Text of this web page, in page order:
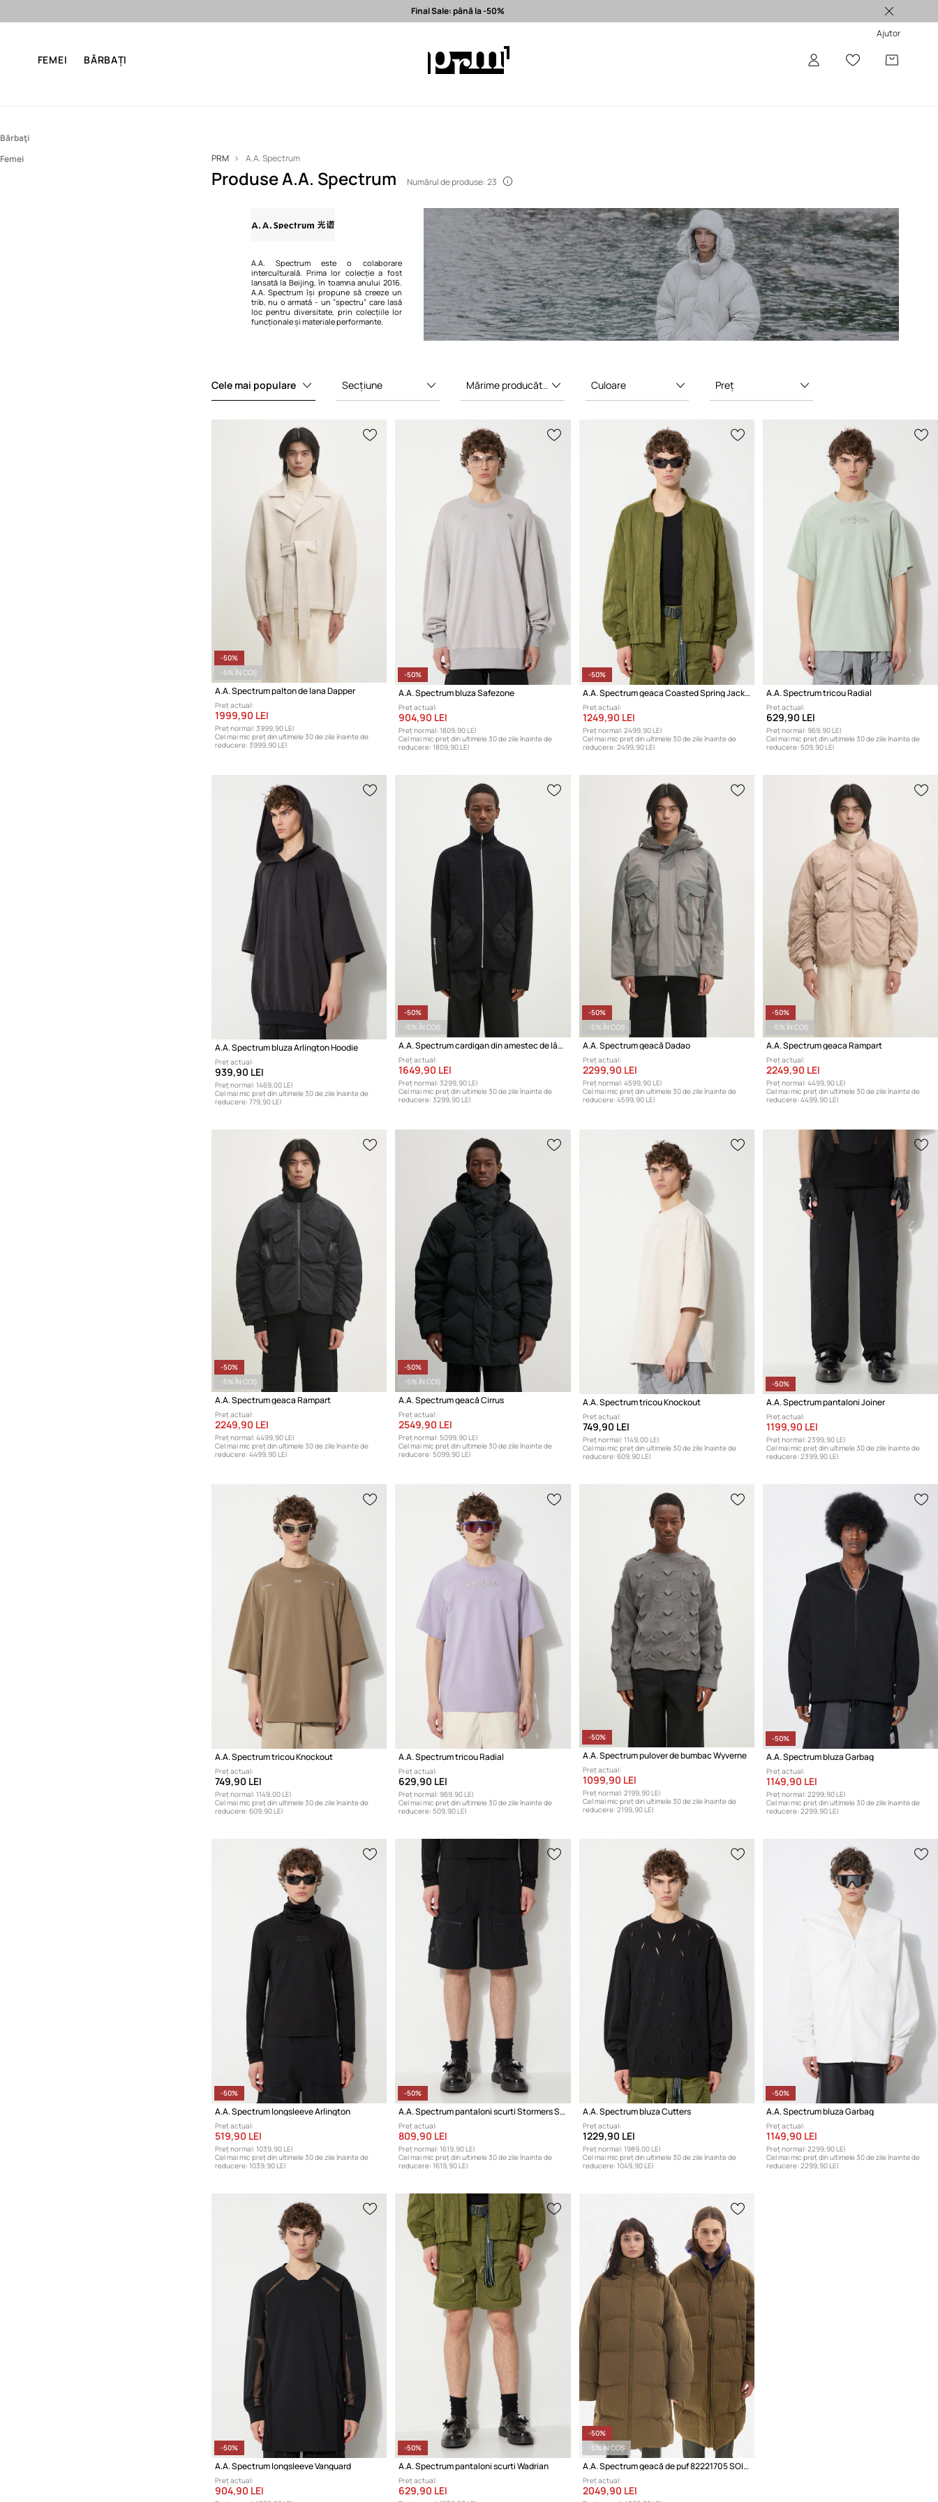
Expediere în 24h > Branduri premium selectate >
Final Sale: până la -50%
Ajutor
FEMEI BĂRBAȚI
Bărbaţi
Îmbrăcăminte
Femei
PRM A.A. Spectrum
Produse A.A. Spectrum Numărul de produse: 23
A.A. Spectrum este o colaborare
interculturală. Prima lor colecție a fost
lansată la Beijing, în toamna anului 2016.
A.A. Spectrum își propune să creeze un
trib, nu o armată - un ”spectru” care lasă
loc pentru diversitate, prin colecțiile lor
funcționale și materiale performante.
Cele mai populare Secțiune Mărime producător Culoare Preț
-50%
-5% ÎN COȘ
A.A. Spectrum palton de lana Dapper
Preț actual:
1999,90 LEI
Preț normal: 3999,90 LEI
Cel mai mic preț din ultimele 30 de zile înainte de
reducere: 3999,90 LEI
-50%
A.A. Spectrum bluza Safezone
Preț actual:
904,90 LEI
Preț normal: 1809,90 LEI
Cel mai mic preț din ultimele 30 de zile înainte de
reducere: 1809,90 LEI
-50%
A.A. Spectrum geaca Coasted Spring Jacket
Preț actual:
1249,90 LEI
Preț normal: 2499,90 LEI
Cel mai mic preț din ultimele 30 de zile înainte de
reducere: 2499,90 LEI
A.A. Spectrum tricou Radial
Preț actual:
629,90 LEI
Preț normal: 969,90 LEI
Cel mai mic preț din ultimele 30 de zile înainte de
reducere: 509,90 LEI
A.A. Spectrum bluza Arlington Hoodie
Preț actual:
939,90 LEI
Preț normal: 1469,00 LEI
Cel mai mic preț din ultimele 30 de zile înainte de
reducere: 779,90 LEI
-50%
-5% ÎN COȘ
A.A. Spectrum cardigan din amestec de lână Saxon
Preț actual:
1649,90 LEI
Preț normal: 3299,90 LEI
Cel mai mic preț din ultimele 30 de zile înainte de
reducere: 3299,90 LEI
-50%
-5% ÎN COȘ
A.A. Spectrum geacă Dadao
Preț actual:
2299,90 LEI
Preț normal: 4599,90 LEI
Cel mai mic preț din ultimele 30 de zile înainte de
reducere: 4599,90 LEI
-50%
-5% ÎN COȘ
A.A. Spectrum geaca Rampart
Preț actual:
2249,90 LEI
Preț normal: 4499,90 LEI
Cel mai mic preț din ultimele 30 de zile înainte de
reducere: 4499,90 LEI
-50%
-5% ÎN COȘ
A.A. Spectrum geaca Rampart
Preț actual:
2249,90 LEI
Preț normal: 4499,90 LEI
Cel mai mic preț din ultimele 30 de zile înainte de
reducere: 4499,90 LEI
-50%
-5% ÎN COȘ
A.A. Spectrum geacă Cirrus
Preț actual:
2549,90 LEI
Preț normal: 5099,90 LEI
Cel mai mic preț din ultimele 30 de zile înainte de
reducere: 5099,90 LEI
A.A. Spectrum tricou Knockout
Preț actual:
749,90 LEI
Preț normal: 1149,00 LEI
Cel mai mic preț din ultimele 30 de zile înainte de
reducere: 609,90 LEI
-50%
A.A. Spectrum pantaloni Joiner
Preț actual:
1199,90 LEI
Preț normal: 2399,90 LEI
Cel mai mic preț din ultimele 30 de zile înainte de
reducere: 2399,90 LEI
A.A. Spectrum tricou Knockout
Preț actual:
749,90 LEI
Preț normal: 1149,00 LEI
Cel mai mic preț din ultimele 30 de zile înainte de
reducere: 609,90 LEI
A.A. Spectrum tricou Radial
Preț actual:
629,90 LEI
Preț normal: 969,90 LEI
Cel mai mic preț din ultimele 30 de zile înainte de
reducere: 509,90 LEI
-50%
A.A. Spectrum pulover de bumbac Wyverne
Preț actual:
1099,90 LEI
Preț normal: 2199,90 LEI
Cel mai mic preț din ultimele 30 de zile înainte de
reducere: 2199,90 LEI
-50%
A.A. Spectrum bluza Garbag
Preț actual:
1149,90 LEI
Preț normal: 2299,90 LEI
Cel mai mic preț din ultimele 30 de zile înainte de
reducere: 2299,90 LEI
-50%
A.A. Spectrum longsleeve Arlington
Preț actual:
519,90 LEI
Preț normal: 1039,90 LEI
Cel mai mic preț din ultimele 30 de zile înainte de
reducere: 1039,90 LEI
-50%
A.A. Spectrum pantaloni scurti Stormers Shorts
Preț actual:
809,90 LEI
Preț normal: 1619,90 LEI
Cel mai mic preț din ultimele 30 de zile înainte de
reducere: 1619,90 LEI
A.A. Spectrum bluza Cutters
Preț actual:
1229,90 LEI
Preț normal: 1989,00 LEI
Cel mai mic preț din ultimele 30 de zile înainte de
reducere: 1049,90 LEI
-50%
A.A. Spectrum bluza Garbag
Preț actual:
1149,90 LEI
Preț normal: 2299,90 LEI
Cel mai mic preț din ultimele 30 de zile înainte de
reducere: 2299,90 LEI
-50%
A.A. Spectrum longsleeve Vanguard
Preț actual:
904,90 LEI
-50%
A.A. Spectrum pantaloni scurti Wadrian
Preț actual:
629,90 LEI
-50%
-5% ÎN COȘ
A.A. Spectrum geacă de puf 82221705 SOIL GREEN
Preț actual:
2049,90 LEI